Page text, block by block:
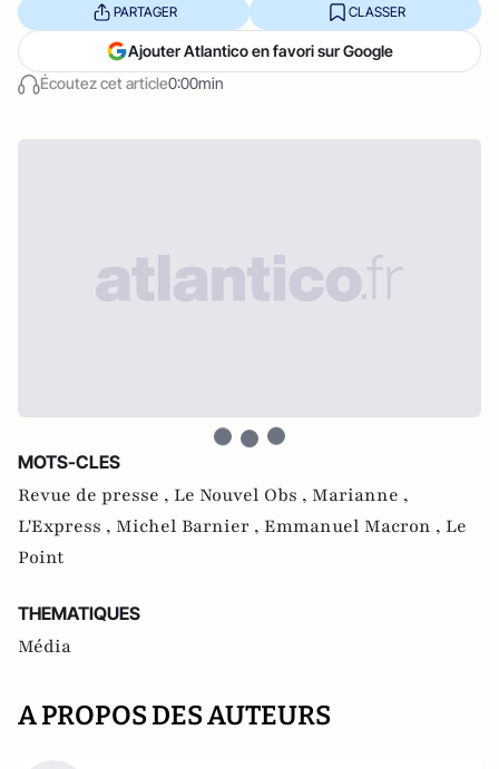
Écoutez cet article0:00min
PARTAGER CLASSER
Ajouter Atlantico en favori sur Google
MOTS-CLES
Revue de presse , Le Nouvel Obs , Marianne ,
L'Express , Michel Barnier , Emmanuel Macron , Le
Point
THEMATIQUES
Média
A PROPOS DES AUTEURS